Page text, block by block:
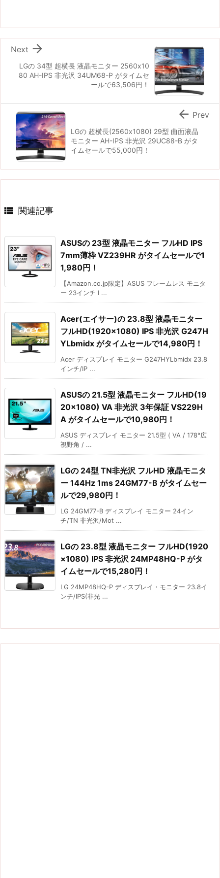
LGの 34型 超横長 液晶モニター 2560x10
80 AH-IPS 非光沢 34UM68-P がタイムセ
ールで63,506円！

Next
LGの 超横長(2560x1080) 29型 曲面液晶
モニター AH-IPS 非光沢 29UC88-B がタ
イムセールで55,000円！
 Prev
 関連記事
ASUSの 23型 液晶モニター フルHD IPS
7mm薄枠 VZ239HR がタイムセールで1
1,980円！
【Amazon.co.jp限定】ASUS フレームレス モニタ
ー 23インチ I ...
Acer(エイサー)の 23.8型 液晶モニター
フルHD(1920×1080) IPS 非光沢 G247H
YLbmidx がタイムセールで14,980円！
Acer ディスプレイ モニター G247HYLbmidx 23.8
インチ/IP ...
ASUSの 21.5型 液晶モニター フルHD(19
20×1080) VA 非光沢 3年保証 VS229H
A がタイムセールで10,980円！
ASUS ディスプレイ モニター 21.5型 ( VA / 178°広
視野角 / ...
LGの 24型 TN非光沢 フルHD 液晶モニタ
ー 144Hz 1ms 24GM77-B がタイムセー
ルで29,980円！
LG 24GM77-B ディスプレイ モニター 24イン
チ/TN 非光沢/Mot ...
LGの 23.8型 液晶モニター フルHD(1920
×1080) IPS 非光沢 24MP48HQ-P がタ
イムセールで15,280円！
LG 24MP48HQ-P ディスプレイ・モニター 23.8イ
ンチ/IPS(非光 ...